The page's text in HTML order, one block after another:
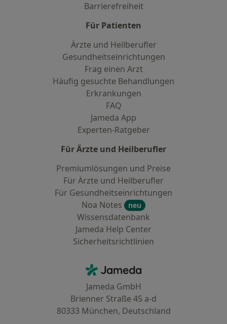
Barrierefreiheit
Für Patienten
Ärzte und Heilberufler
Gesundheitseinrichtungen
Frag einen Arzt
Häufig gesuchte Behandlungen
Erkrankungen
FAQ
Jameda App
Experten-Ratgeber
Für Ärzte und Heilberufler
Premiumlösungen und Preise
Für Ärzte und Heilberufler
Für Gesundheitseinrichtungen
Noa Notes
neu
Wissensdatenbank
Jameda Help Center
Sicherheitsrichtlinien
Jameda - Startseite
Jameda GmbH
Brienner Straße 45 a-d
80333 München, Deutschland